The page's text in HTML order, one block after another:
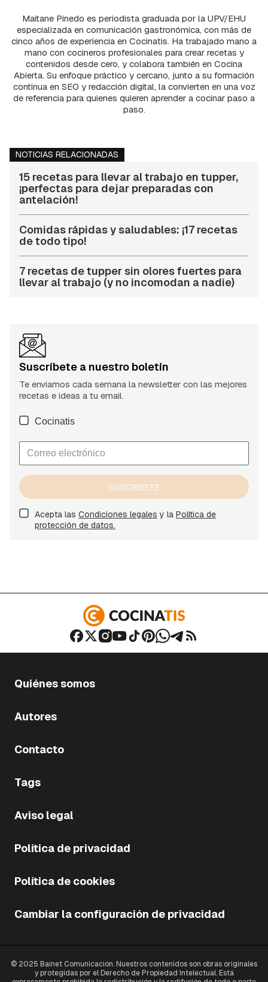
Maitane Pinedo es periodista graduada por la UPV/EHU
especializada en comunicación gastronómica, con más de
cinco años de experiencia en Cocinatis. Ha trabajado mano a
mano con cocineros profesionales para crear recetas y
contenidos desde cero, y colabora también en Cocina
Abierta. Su enfoque práctico y cercano, junto a su formación
continua en SEO y redacción digital, la convierten en una voz
de referencia para quienes quieren aprender a cocinar paso a
paso.
NOTICIAS RELACIONADAS
15 recetas para llevar al trabajo en tupper,
¡perfectas para dejar preparadas con
antelación!
Comidas rápidas y saludables: ¡17 recetas
de todo tipo!
7 recetas de tupper sin olores fuertes para
llevar al trabajo (y no incomodan a nadie)
Suscríbete a nuestro boletín
Te enviamos cada semana la newsletter con las mejores
recetas e ideas a tu email.
Cocinatis
SUSCRÍBETE
Acepta las Condiciones legales y la Política de
protección de datos.
Quiénes somos
Autores
Contacto
Tags
Aviso legal
Política de privacidad
Política de cookies
Cambiar la configuración de privacidad
© 2025 Bainet Comunicación. Nuestros contenidos son obras originales
y protegidas por el Derecho de Propiedad Intelectual. Está